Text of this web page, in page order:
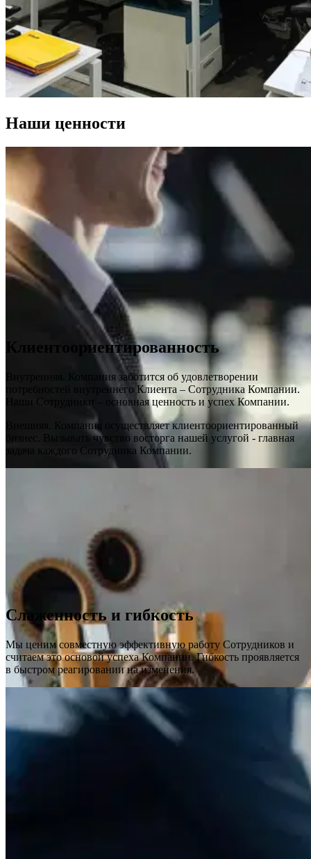
Наши ценности
Клиентоориентированность
Внутренняя. Компания заботится об удовлетворении
потребностей внутреннего Клиента – Сотрудника Компании.
Наши Сотрудники – основная ценность и успех Компании.
Внешняя. Компания осуществляет клиентоориентированный
бизнес. Вызывать чувство восторга нашей услугой - главная
задача каждого Сотрудника Компании.
Слаженность и гибкость
Мы ценим совместную эффективную работу Сотрудников и
считаем это основой успеха Компании. Гибкость проявляется
в быстром реагировании на изменения.